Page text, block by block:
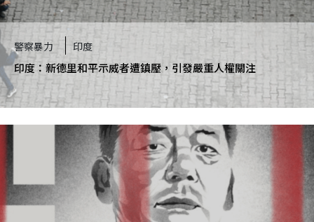
警察暴力 印度
印度：新德里和平示威者遭鎮壓，引發嚴重人權關注